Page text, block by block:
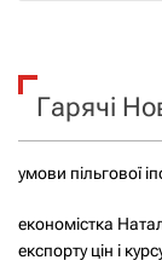
к
Гарячі
умови пільгової
економістка
експорту цін і